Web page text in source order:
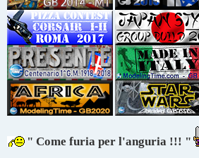
" Come furia per l'anguria !!! "